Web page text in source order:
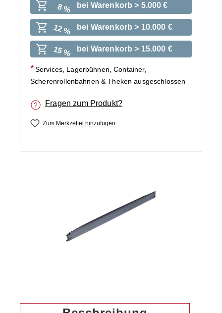
8 % bei Warenkorb > 5.000 €
12 % bei Warenkorb > 10.000 €
15 % bei Warenkorb > 15.000 €
Services, Lagerbühnen, Container,
Scherenrollenbahnen & Theken ausgeschlossen
Fragen zum Produkt?
Zum Merkzettel hinzufügen